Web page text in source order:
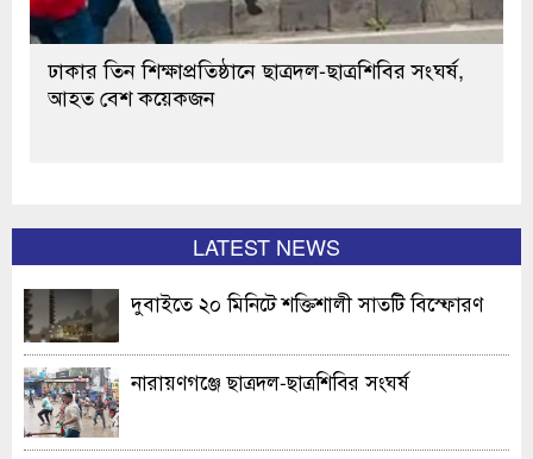
ঢাকার তিন শিক্ষাপ্রতিষ্ঠানে ছাত্রদল-ছাত্রশিবির সংঘর্ষ,
আহত বেশ কয়েকজন
LATEST NEWS
দুবাইতে ২০ মিনিটে শক্তিশালী সাতটি বিস্ফোরণ
নারায়ণগঞ্জে ছাত্রদল-ছাত্রশিবির সংঘর্ষ